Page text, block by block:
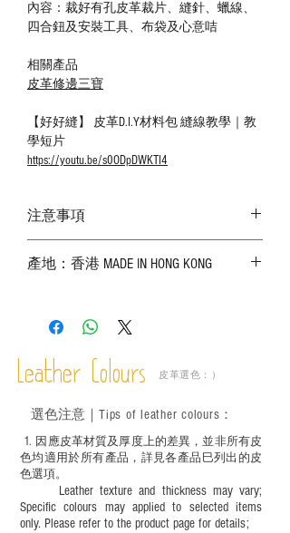
內容：裁好有孔皮革裁片、縫針、蠟線、
四合鈕及安裝工具、布袋及心意咭
相關產品
皮革修邊三寶
【好好縫】 皮革D.I.Y材料包 縫線教學｜教
學短片
https://youtu.be/s0ODpDWKTI4
注意事項
實物為準；
－ 植鞣皮革容易受環境、使用程度等產生
成後定期在皮面塗上皮革專用清潔劑及貂
鼠油等；
適合六歲以下兒童使用；六至十二歲兒童
必須由成年人陪同下使用並應小心處理。
產地：香港 MADE IN HONG KONG
Leather Colours 皮革選色：）
1. ​ 因應皮革材質及厚度上的差異，並非所有皮
色均適用於所有產品，詳見各產品巳列出的皮
色選項。
Leather texture and thickness may vary;
Specific colours may applied to selected items
only. Please refer to the product page for details;
選色注意｜ Tips of leather colours ：